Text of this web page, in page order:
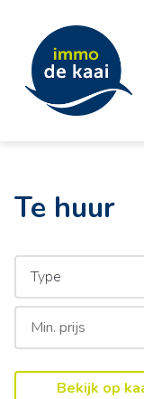
Te huur
Type
Bekijk op